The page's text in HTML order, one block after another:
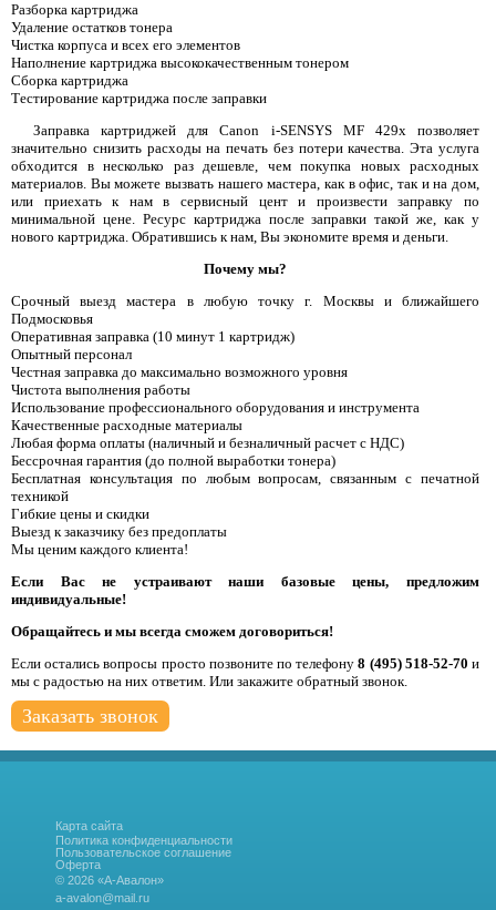
Разборка картриджа
Удаление остатков тонера
Чистка корпуса и всех его элементов
Наполнение картриджа высококачественным тонером
Сборка картриджа
Тестирование картриджа после заправки
Заправка картриджей для Canon i-SENSYS MF 429x позволяет
значительно снизить расходы на печать без потери качества. Эта услуга
обходится в несколько раз дешевле, чем покупка новых расходных
материалов. Вы можете вызвать нашего мастера, как в офис, так и на дом,
или приехать к нам в сервисный цент и произвести заправку по
минимальной цене. Ресурс картриджа после заправки такой же, как у
нового картриджа. Обратившись к нам, Вы экономите время и деньги.
Почему мы?
Срочный выезд мастера в любую точку г. Москвы и ближайшего
Подмосковья
Оперативная заправка (10 минут 1 картридж)
Опытный персонал
Честная заправка до максимально возможного уровня
Чистота выполнения работы
Использование профессионального оборудования и инструмента
Качественные расходные материалы
Любая форма оплаты (наличный и безналичный расчет с НДС)
Бессрочная гарантия (до полной выработки тонера)
Бесплатная консультация по любым вопросам, связанным с печатной
техникой
Гибкие цены и скидки
Выезд к заказчику без предоплаты
Мы ценим каждого клиента!
Если Вас не устраивают наши базовые цены, предложим
индивидуальные!
Обращайтесь и мы всегда сможем договориться!
Если остались вопросы просто позвоните по телефону8 (495) 518-52-70 и
мы с радостью на них ответим. Или закажите обратный звонок.
Заказать звонок
Карта сайта
Политика конфиденциальности
Пользовательское соглашение
Оферта
© 2026 «А-Авалон»
a-avalon@mail.ru